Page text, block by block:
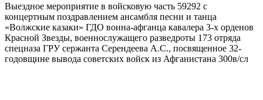
Выездное мероприятие в войсковую часть 59292 с
концертным поздравлением ансамбля песни и танца
«Волжские казаки» ГДО воина-афганца кавалера 3-х орденов
Красной Звезды, военнослужащего разведроты 173 отряда
спецназа ГРУ сержанта Серендеева А.С., посвященное 32-
годовщине вывода советских войск из Афганистана 300в/сл